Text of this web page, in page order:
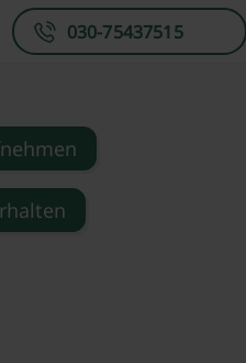
030-75437515